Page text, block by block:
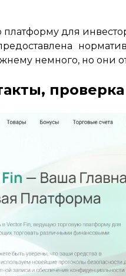
для
немного, но они
проверка